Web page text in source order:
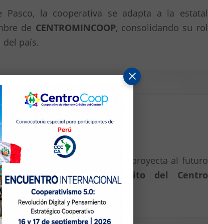
la cooperativa se adapta a la estatal
de CENTROMINCOOP, consolidando su rol
país.
institución evoluciona y se proyecta al futuro
de Ahorro y Crédito del Centro
comercial.